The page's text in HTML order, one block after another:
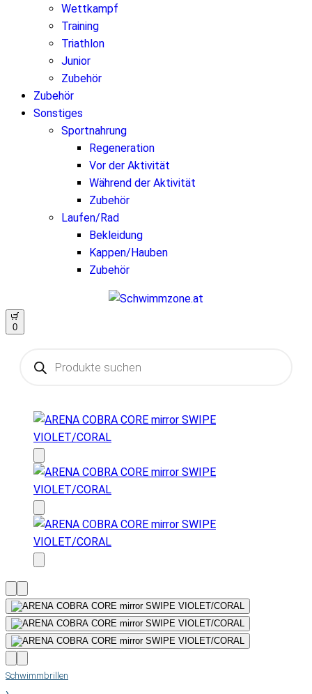
Wettkampf
Training
Triathlon
Junior
Zubehör
Zubehör
Sonstiges
Sportnahrung
Regeneration
Vor der Aktivität
Während der Aktivität
Zubehör
Laufen/Rad
Bekleidung
Kappen/Hauben
Zubehör
0
Schwimmbrillen